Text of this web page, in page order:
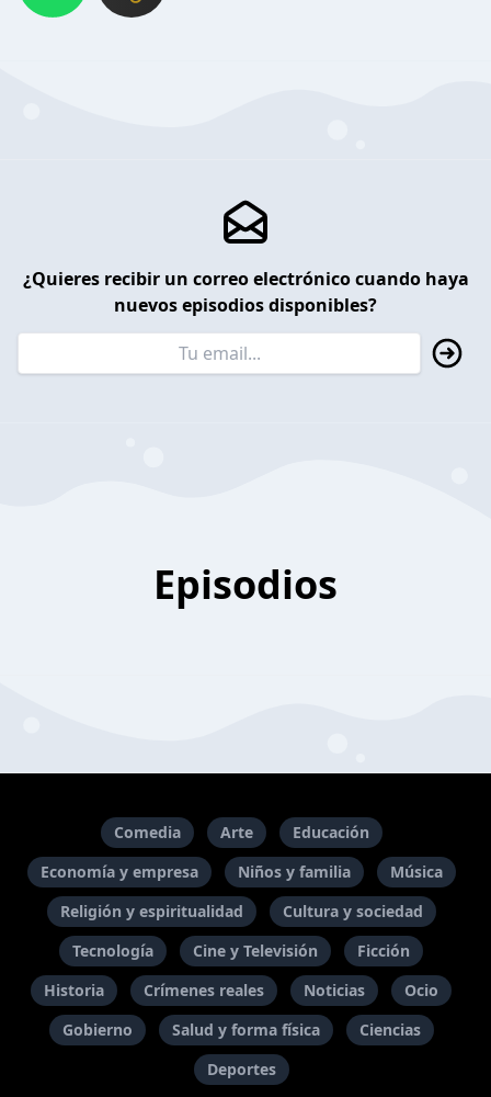
¿Quieres recibir un correo electrónico cuando haya
nuevos episodios disponibles?
Episodios
Comedia Arte
Educación
Economía y empresa
Niños y familia
Música
Religión y espiritualidad
Cultura y sociedad
Tecnología
Cine y Televisión
Ficción
Historia
Crímenes reales Noticias
Ocio
Gobierno
Salud y forma física
Ciencias
Deportes